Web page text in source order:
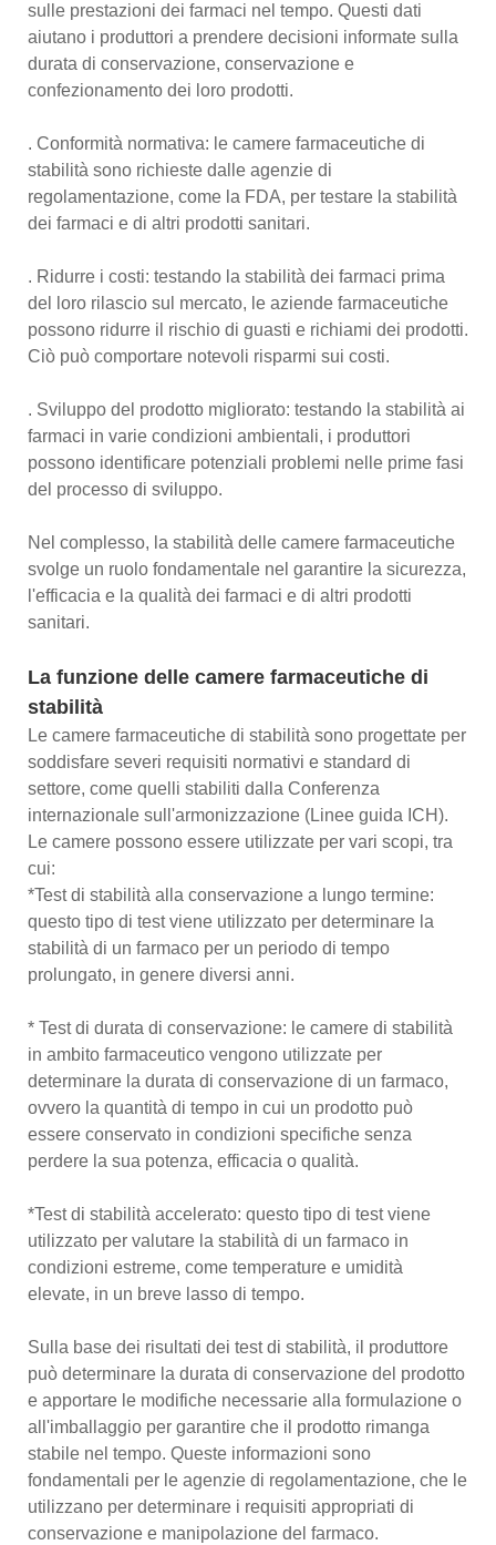
sulle prestazioni dei farmaci nel tempo. Questi dati
aiutano i produttori a prendere decisioni informate sulla
durata di conservazione, conservazione e
confezionamento dei loro prodotti.
. Conformità normativa: le camere farmaceutiche di
stabilità sono richieste dalle agenzie di
regolamentazione, come la FDA, per testare la stabilità
dei farmaci e di altri prodotti sanitari.
. Ridurre i costi: testando la stabilità dei farmaci prima
del loro rilascio sul mercato, le aziende farmaceutiche
possono ridurre il rischio di guasti e richiami dei prodotti.
Ciò può comportare notevoli risparmi sui costi.
. Sviluppo del prodotto migliorato: testando la stabilità ai
farmaci in varie condizioni ambientali, i produttori
possono identificare potenziali problemi nelle prime fasi
del processo di sviluppo.
Nel complesso, la stabilità delle camere farmaceutiche
svolge un ruolo fondamentale nel garantire la sicurezza,
l'efficacia e la qualità dei farmaci e di altri prodotti
sanitari.
La funzione delle camere farmaceutiche di
stabilità
Le camere farmaceutiche di stabilità sono progettate per
soddisfare severi requisiti normativi e standard di
settore, come quelli stabiliti dalla Conferenza
internazionale sull'armonizzazione (Linee guida ICH).
Le camere possono essere utilizzate per vari scopi, tra
cui:
*Test di stabilità alla conservazione a lungo termine:
questo tipo di test viene utilizzato per determinare la
stabilità di un farmaco per un periodo di tempo
prolungato, in genere diversi anni.
* Test di durata di conservazione: le camere di stabilità
in ambito farmaceutico vengono utilizzate per
determinare la durata di conservazione di un farmaco,
ovvero la quantità di tempo in cui un prodotto può
essere conservato in condizioni specifiche senza
perdere la sua potenza, efficacia o qualità.
*Test di stabilità accelerato: questo tipo di test viene
utilizzato per valutare la stabilità di un farmaco in
condizioni estreme, come temperature e umidità
elevate, in un breve lasso di tempo.
Sulla base dei risultati dei test di stabilità, il produttore
può determinare la durata di conservazione del prodotto
e apportare le modifiche necessarie alla formulazione o
all'imballaggio per garantire che il prodotto rimanga
stabile nel tempo. Queste informazioni sono
fondamentali per le agenzie di regolamentazione, che le
utilizzano per determinare i requisiti appropriati di
conservazione e manipolazione del farmaco.